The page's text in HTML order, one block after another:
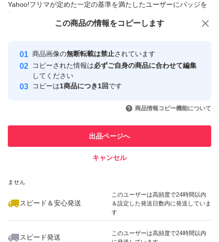
Yahoo!フリマが定めた一定の基準を満たしたユーザーにバッジを
付与しています
安心取引出品者
心・安全なユーザーです
取引実績
引を完了させた実績があります
での取引実績があります
ません
スピード＆安心発送
このユーザーは高頻度で24時間以内
＆設定した発送日数内に発送していま
す
スピード発送
このユーザーは高頻度で24時間以内
この商品の情報をコピーします
商品画像の無断転載は禁止されています
コピーされた情報は必ずご自身の商品に合わせて編集
してください
コピーは1商品につき1回です
商品情報コピー機能について
出品ページへ
キャンセル
この商品をみている人にオススメ